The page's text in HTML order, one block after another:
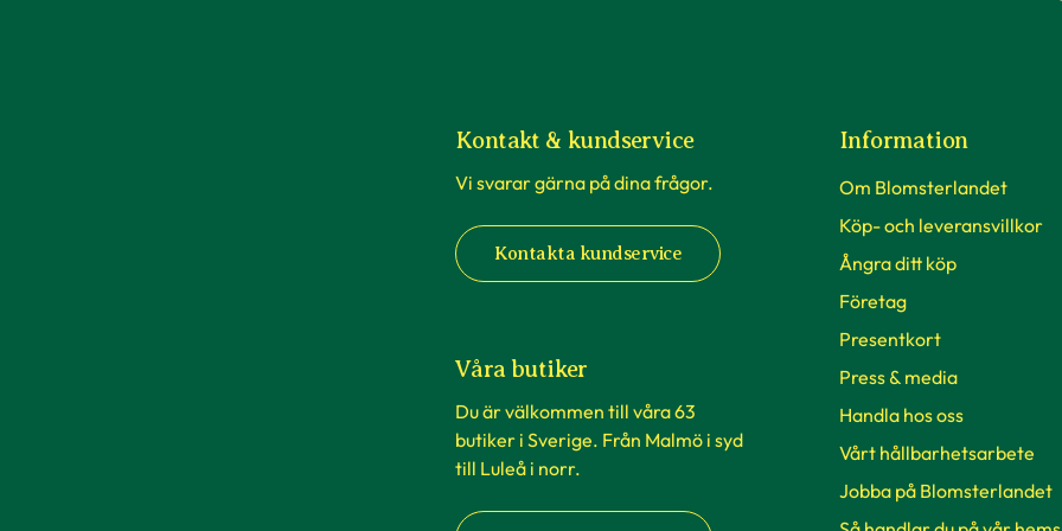
Kontakt & kundservice
Vi svarar gärna på dina frågor.
Kontakta kundservice
Våra butiker
Du är välkommen till våra 63
butiker i Sverige. Från Malmö i syd
till Luleå i norr.
Information
Om Blomsterlandet
Köp- och leveransvillkor
Ångra ditt köp
Företag
Presentkort
Press & media
Handla hos oss
Vårt hållbarhetsarbete
Jobba på Blomsterlandet